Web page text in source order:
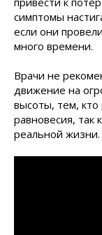
симптомы
если они
много времени.
Врачи не
движение на
высоты, тем, кто
равновесия, так
реальной жизни.